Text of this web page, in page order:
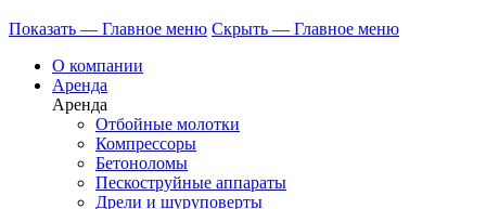
Показать — Главное меню Скрыть — Главное меню
О компании
Аренда
Аренда
Отбойные молотки
Компрессоры
Бетоноломы
Пескоструйные аппараты
Дрели и шуруповерты